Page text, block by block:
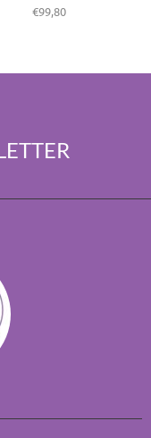
€99,80